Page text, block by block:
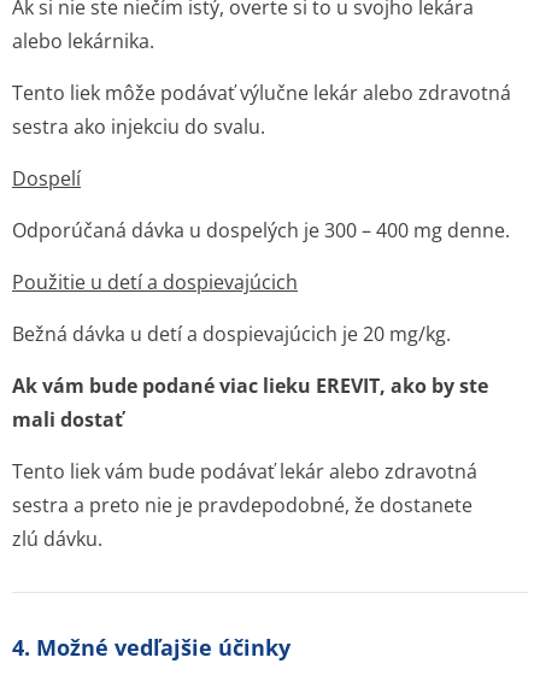
Ak si nie ste niečím istý, overte si to u svojho lekára
alebo lekárnika.
Tento liek môže podávať výlučne lekár alebo zdravotná
sestra ako injekciu do svalu.
Dospelí
Odporúčaná dávka u dospelých je 300 – 400 mg denne.
Použitie u detí a dospievajúcich
Bežná dávka u detí a dospievajúcich je 20 mg/kg.
Ak vám bude podané viac lieku EREVIT, ako by ste
mali dostať
Tento liek vám bude podávať lekár alebo zdravotná
sestra a preto nie je pravdepodobné, že dostanete
zlú dávku.
4. Možné vedľajšie účinky